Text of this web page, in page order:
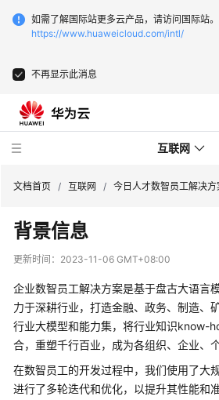
如需了解国际站更多云产品，请访问国际站。
https://www.huaweicloud.com/intl/
不再显示此消息
互联网
搭
建
境
多
店
铺
一
管
文档首页 / 互联网 / 今日人才数智员工解决方
背景信息
更新时间： 2023-11-06 GMT+08:00
企业数智员工解决方案是基于盘古大语言
力于深耕行业，打造金融、政务、制造、
行业大模型和能力集，将行业知识know-
合，重塑千行百业，成为各组织、企业、
在数智员工的开发过程中，我们使用了大
进行了多轮迭代和优化，以提升其性能和